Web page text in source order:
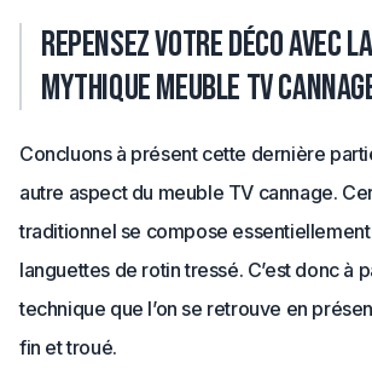
Repensez votre déco avec
mythique meuble TV
Concluons à présent cette dernière
autre aspect du meuble TV cannage.
traditionnel se compose
languettes de rotin tressé. C’est donc à
technique que l’on se retrouve en
fin et troué.